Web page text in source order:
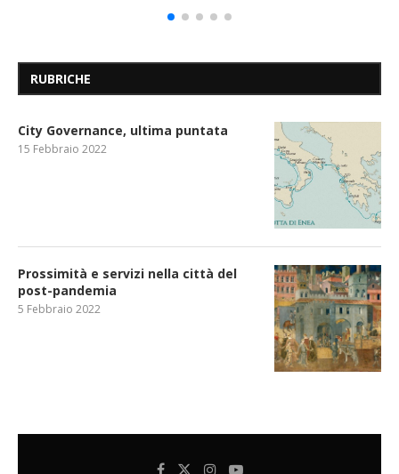
RUBRICHE
City Governance, ultima puntata
15 Febbraio 2022
Prossimità e servizi nella città del
post-pandemia
5 Febbraio 2022